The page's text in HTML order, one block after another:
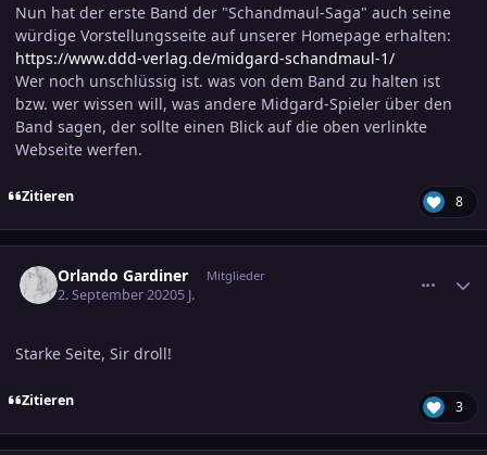
Nun hat der erste Band der "Schandmaul-Saga" auch seine
würdige Vorstellungsseite auf unserer Homepage erhalten:
https://www.ddd-verlag.de/midgard-schandmaul-1/
Wer noch unschlüssig ist. was von dem Band zu halten ist
bzw. wer wissen will, was andere Midgard-Spieler über den
Band sagen, der sollte einen Blick auf die oben verlinkte
Webseite werfen.
Zitieren 8
Orlando Gardiner Mitglieder
2. September 20205 J.
Starke Seite, Sir droll!
Zitieren 3